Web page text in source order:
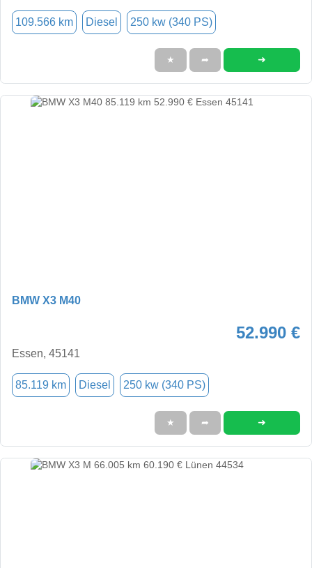
109.566 km Diesel 250 kw (340 PS)
★ ➦ ➜
BMW X3 M40
52.990 €
Essen, 45141
85.119 km Diesel 250 kw (340 PS)
★ ➦ ➜